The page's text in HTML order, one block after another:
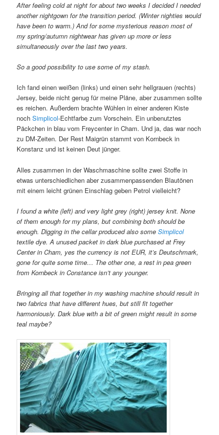
After feeling cold at night for about two weeks I decided I needed
another nightgown for the transition period. (Winter nighties would
have been to warm.) And for some mysterious reason most of
my spring/autumn nightwear has given up more or less
simultaneously over the last two years.
So a good possibility to use some of my stash.
Ich fand einen weißen (links) und einen sehr hellgrauen (rechts)
Jersey, beide nicht genug für meine Pläne, aber zusammen sollte
es reichen. Außerdem brachte Wühlen in einer anderen Kiste
nochSimplicol-Echtfarbe zum Vorschein. Ein unbenutztes
Päckchen in blau vom Freycenter in Cham. Und ja, das war noch
zu DM-Zeiten. Der Rest Maigrün stammt von Kornbeck in
Konstanz und ist keinen Deut jünger.
Alles zusammen in der Waschmaschine sollte zwei Stoffe in
etwas unterschiedlichen aber zusammenpassenden Blautönen
mit einem leicht grünen Einschlag geben Petrol vielleicht?
I found a white (left) and very light grey (right) jersey knit. None
of them enough for my plans, but combining both should be
enough. Digging in the cellar produced also someSimplicol
textile dye. A unused packet in dark blue purchased at Frey
Center in Cham, yes the currency is not EUR, it’s Deutschmark,
gone for quite some time… The other one, a rest in pea green
from Kornbeck in Constance isn’t any younger.
Bringing all that together in my washing machine should result in
two fabrics that have different hues, but still fit together
harmoniously. Dark blue with a bit of green might result in some
teal maybe?